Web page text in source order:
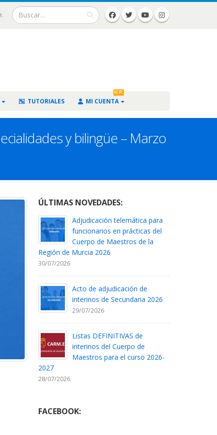
TUTORIALES MI CUENTA
U.P.
y bilingüe – Marzo
ÚLTIMAS NOVEDADES:
Adjudicación telemática para
funcionarios en prácticas del
Cuerpo de Maestros de la
Región de Murcia 2026
30/07/2026
Acto de adjudicación de
interinos de Secundaria 2026
29/07/2026
Listas DEFINITIVAS de
interinos del Cuerpo de
Maestros para el curso 2026-
2027
28/07/2026
FACEBOOK: